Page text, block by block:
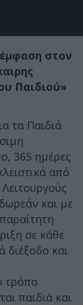
στον
Παιδιού»
τα Παιδιά
365 ημέρες
από
και με
σε κάθε
διέξοδο και
τρόπο
παιδιά και